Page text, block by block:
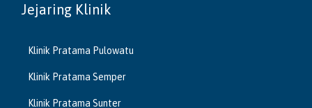
Jejaring Klinik
Klinik Pratama Pulowatu
Klinik Pratama Semper
Klinik Pratama Sunter